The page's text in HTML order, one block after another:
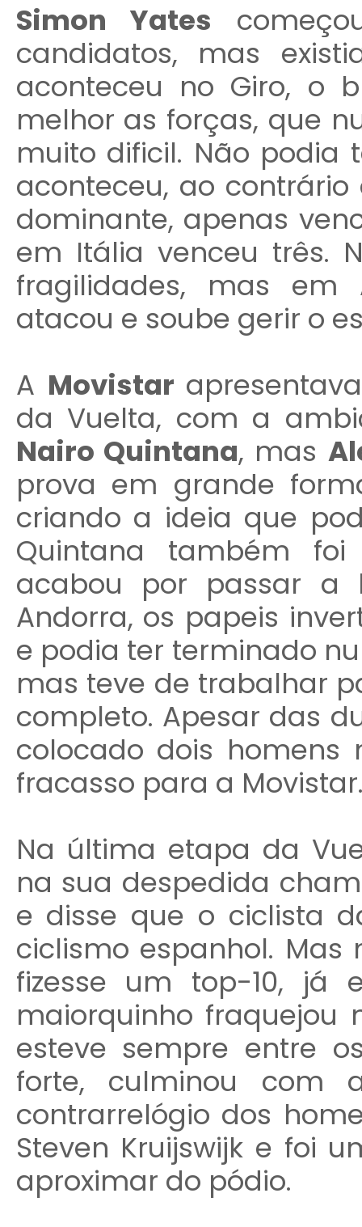
Simon Yates
candidatos, mas
aconteceu no Giro, o
melhor as forças, que
muito dificil. Não
aconteceu, ao
dominante, apenas
em Itália venceu três.
fragilidades, mas em
atacou e soube gerir o
A Movistar
da Vuelta, com a
Nairo Quintana, mas
prova em grande
criando a ideia que
Quintana também
acabou por passar a
Andorra, os papeis
e podia ter terminado
mas teve de trabalhar
completo. Apesar das
colocado dois homens
fracasso para a
Na última etapa da
na sua despedida
e disse que o ciclista
ciclismo espanhol.
fizesse um top-10, já
maiorquinho
esteve sempre entre
forte, culminou com
contrarrelógio dos
Steven Kruijswijk e foi
aproximar do pódio.